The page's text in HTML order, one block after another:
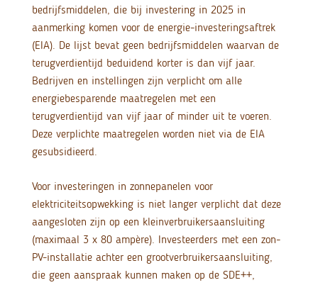
bedrijfsmiddelen, die bij investering in 2025 in
aanmerking komen voor de energie-investeringsaftrek
(EIA). De lijst bevat geen bedrijfsmiddelen waarvan de
terugverdientijd beduidend korter is dan vijf jaar.
Bedrijven en instellingen zijn verplicht om alle
energiebesparende maatregelen met een
terugverdientijd van vijf jaar of minder uit te voeren.
Deze verplichte maatregelen worden niet via de EIA
gesubsidieerd.
Voor investeringen in zonnepanelen voor
elektriciteitsopwekking is niet langer verplicht dat deze
aangesloten zijn op een kleinverbruikersaansluiting
(maximaal 3 x 80 ampère). Investeerders met een zon-
PV-installatie achter een grootverbruikersaansluiting,
die geen aanspraak kunnen maken op de SDE++,